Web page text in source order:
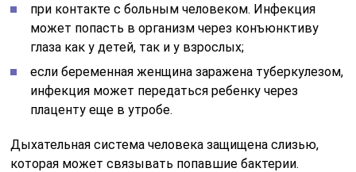
при контакте с больным человеком. Инфекция
может попасть в организм через конъюнктиву
глаза как у детей, так и у взрослых;
если беременная женщина заражена туберкулезом,
инфекция может передаться ребенку через
плаценту еще в утробе.
Дыхательная система человека защищена слизью,
которая может связывать попавшие бактерии.